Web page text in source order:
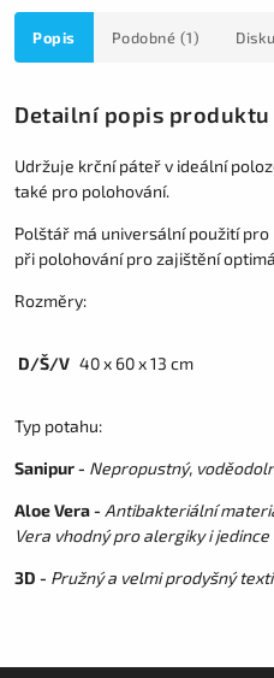
Popis Podobné (1)
Detailní popis produktu
Udržuje krční páteř v ideální
také pro polohování.
Polštář má universální použití
při polohování pro zajištění
Rozměry:
D/Š/V 40 x 60 x 13 cm
Typ potahu:
Sanipur - Nepropustný,
Aloe Vera - Antibakteriální
Vera vhodný pro alergiky i
3D - Pružný a velmi prodyšný